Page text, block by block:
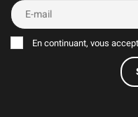
En continuant, vous